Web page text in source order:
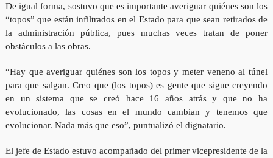
De igual forma, sostuvo que es importante averiguar quiénes son los
“topos” que están infiltrados en el Estado para que sean retirados de
la administración pública, pues muchas veces tratan de poner
obstáculos a las obras.
“Hay que averiguar quiénes son los topos y meter veneno al túnel
para que salgan. Creo que (los topos) es gente que sigue creyendo
en un sistema que se creó hace 16 años atrás y que no ha
evolucionado, las cosas en el mundo cambian y tenemos que
evolucionar. Nada más que eso”, puntualizó el dignatario.
El jefe de Estado estuvo acompañado del primer vicepresidente de la